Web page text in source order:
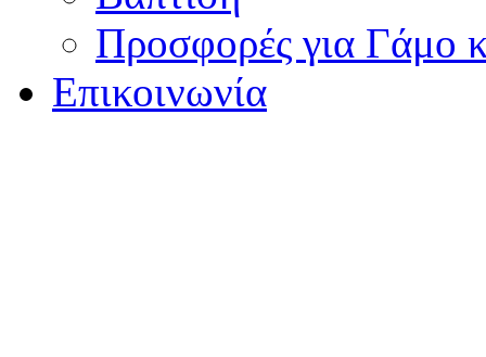
Προσφορές για Γάμο
Επικοινωνία